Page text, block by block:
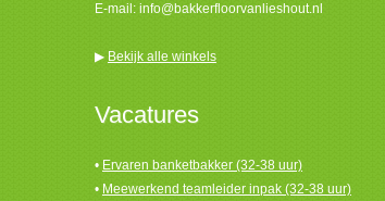
E-mail: info@bakkerfloorvanlieshout.nl
▶ Bekijk alle winkels
Vacatures
• Ervaren banketbakker (32-38 uur)
• Meewerkend teamleider inpak (32-38 uur)